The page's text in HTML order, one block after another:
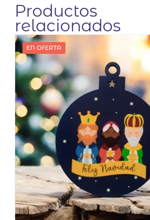
Productos
relacionados
EN OFERTA